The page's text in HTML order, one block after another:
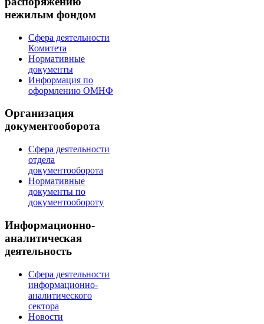
нежилым фондом
Сфера деятельности
Комитета
Нормативные
документы
Информация по
оформлению ОМНФ
Организация
документооборота
Сфера деятельности
отдела
документооборота
Нормативные
документы по
документообороту
Информационно-
аналитическая
деятельность
Сфера деятельности
информационно-
аналитического
сектора
Новости